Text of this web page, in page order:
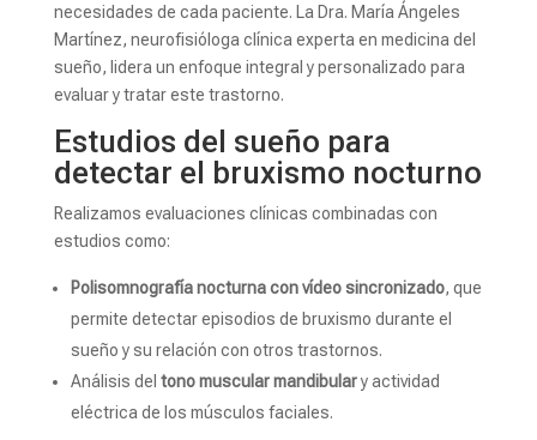
necesidades de cada paciente. La Dra. María Ángeles
Martínez, neurofisióloga clínica experta en medicina del
sueño, lidera un enfoque integral y personalizado para
evaluar y tratar este trastorno.
Estudios del sueño para
detectar el bruxismo nocturno
Realizamos evaluaciones clínicas combinadas con
estudios como:
Polisomnografía nocturna con vídeo sincronizado, que
permite detectar episodios de bruxismo durante el
sueño y su relación con otros trastornos.
Análisis del tono muscular mandibulary actividad
eléctrica de los músculos faciales.